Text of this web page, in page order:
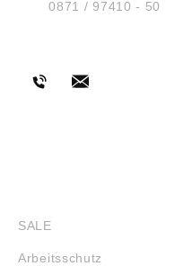
Tel.:0871 / 97410 - 50
SALE
Arbeitsschutz